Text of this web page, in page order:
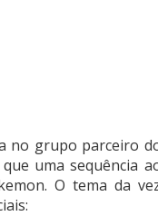
no grupo parceiro
uma sequência
O tema da